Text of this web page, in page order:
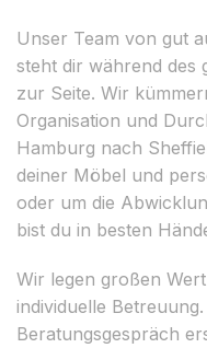
Unser Team von gut
steht dir während des
zur Seite. Wir
Organisation und
Hamburg nach
deiner Möbel und
oder um die
bist du in besten
Wir legen großen
individuelle
Beratungsgespräch